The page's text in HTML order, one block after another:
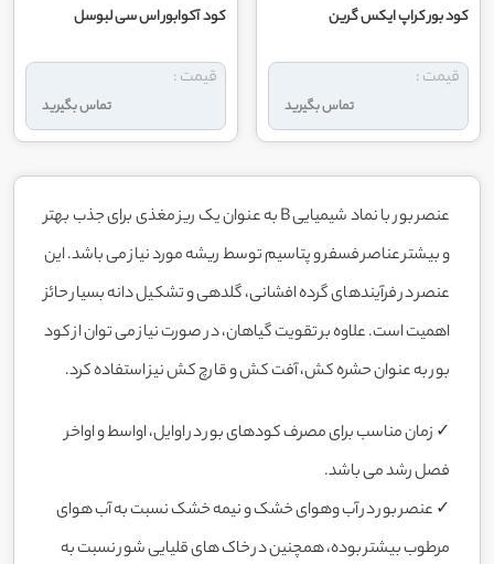
کود بور کراپ ایکس گرین
تماس بگیرید
قیمت :
کود آکوابور اس ‌سی لبوسل
تماس بگیرید
قیمت :
عنصر بور با نماد شیمیایی B به عنوان یک ریز مغذی برای جذب بهتر
و بیشتر عناصر فسفر و پتاسیم توسط ریشه مورد نیاز می باشد. این
عنصر در فرآیندهای گرده افشانی، گلدهی و تشکیل دانه بسیار حائز
اهمیت است. علاوه بر تقویت گیاهان، در صورت نیاز می توان از کود
بور به عنوان حشره کش، آفت کش و قارچ کش نیز استفاده کرد.
✓ زمان مناسب برای مصرف کودهای بور در اوایل، اواسط و اواخر
فصل رشد می باشد.
✓ عنصر بور در آب وهوای خشک و نیمه خشک نسبت به آب هوای
مرطوب بیشتر بوده، همچنین در خاک های قلیایی شور نسبت به